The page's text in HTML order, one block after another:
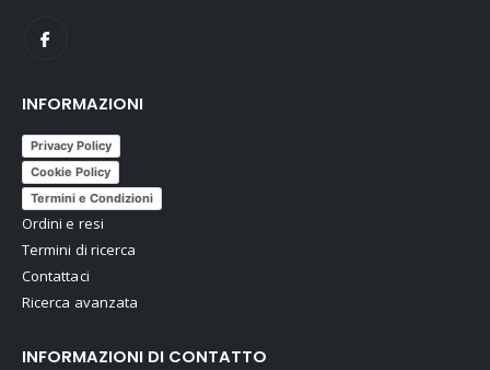
INFORMAZIONI
Privacy Policy
Cookie Policy
Termini e Condizioni
Ordini e resi
Termini di ricerca
Contattaci
Ricerca avanzata
INFORMAZIONI DI CONTATTO